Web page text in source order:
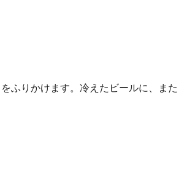
ふりかけます。冷えたビールに、また